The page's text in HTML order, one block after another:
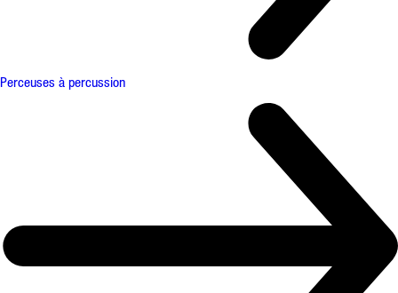
Perceuses à percussion